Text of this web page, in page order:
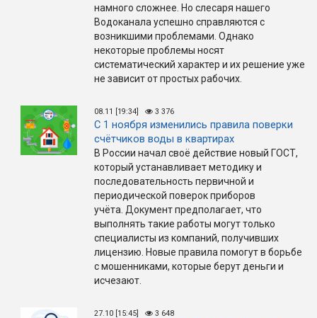
намного сложнее. Но слесаря нашего
Водоканала успешно справляются с
возникшими проблемами. Однако
некоторые проблемы носят
систематический характер и их решение уже
не зависит от простых рабочих.
08.11 [19:34] 3 376
С 1 ноября изменились правила поверки
счётчиков воды в квартирах
В России начал своё действие новый ГОСТ,
который устанавливает методику и
последовательность первичной и
периодической поверок приборов
учёта. Документ предполагает, что
выполнять такие работы могут только
специалисты из компаний, получивших
лицензию. Новые правила помогут в борьбе
с мошенниками, которые берут деньги и
исчезают.
27.10 [15:45] 3 648